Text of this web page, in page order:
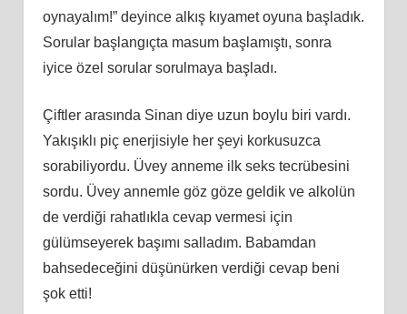
oynayalım!” deyince alkış kıyamet oyuna başladık.
Sorular başlangıçta masum başlamıştı, sonra
iyice özel sorular sorulmaya başladı.
Çiftler arasında Sinan diye uzun boylu biri vardı.
Yakışıklı piç enerjisiyle her şeyi korkusuzca
sorabiliyordu. Üvey anneme ilk seks tecrübesini
sordu. Üvey annemle göz göze geldik ve alkolün
de verdiği rahatlıkla cevap vermesi için
gülümseyerek başımı salladım. Babamdan
bahsedeceğini düşünürken verdiği cevap beni
şok etti!